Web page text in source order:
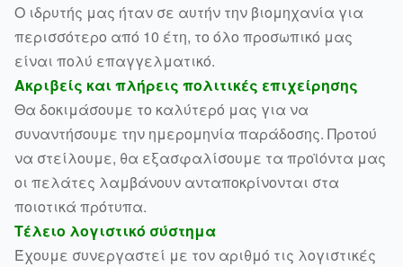
Ο ιδρυτής μας ήταν σε αυτήν την βιομηχανία για
περισσότερο από 10 έτη, το όλο προσωπικό μας
είναι πολύ επαγγελματικό.
Ακριβείς και πλήρεις πολιτικές επιχείρησης
Θα δοκιμάσουμε το καλύτερό μας για να
συναντήσουμε την ημερομηνία παράδοσης. Προτού
να στείλουμε, θα εξασφαλίσουμε τα προϊόντα μας
οι πελάτες λαμβάνουν ανταποκρίνονται στα
ποιοτικά πρότυπα.
Τέλειο λογιστικό σύστημα
Έχουμε συνεργαστεί με τον αριθμό τις λογιστικές